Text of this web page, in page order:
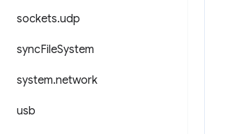
sockets.udp
syncFileSystem
system.network
usb